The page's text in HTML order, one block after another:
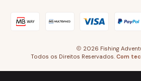
2026 Fishing
Todos os Direitos Reservados. Com